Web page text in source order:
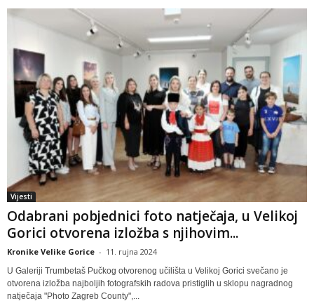
Vijesti
Odabrani pobjednici foto natječaja, u Velikoj
Gorici otvorena izložba s njihovim...
Kronike Velike Gorice - 11. rujna 2024
U Galeriji Trumbetaš Pučkog otvorenog učilišta u Velikoj Gorici svečano je
otvorena izložba najboljih fotografskih radova pristiglih u sklopu nagradnog
natječaja "Photo Zagreb County",...